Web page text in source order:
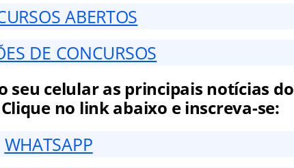
ABERTOS
DE CONCURSOS
seu celular as principais notícias do
no link abaixo e inscreva-se:
WHATSAPP